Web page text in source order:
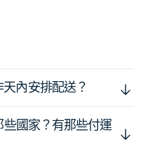
內安排配送？
國家？有那些付運